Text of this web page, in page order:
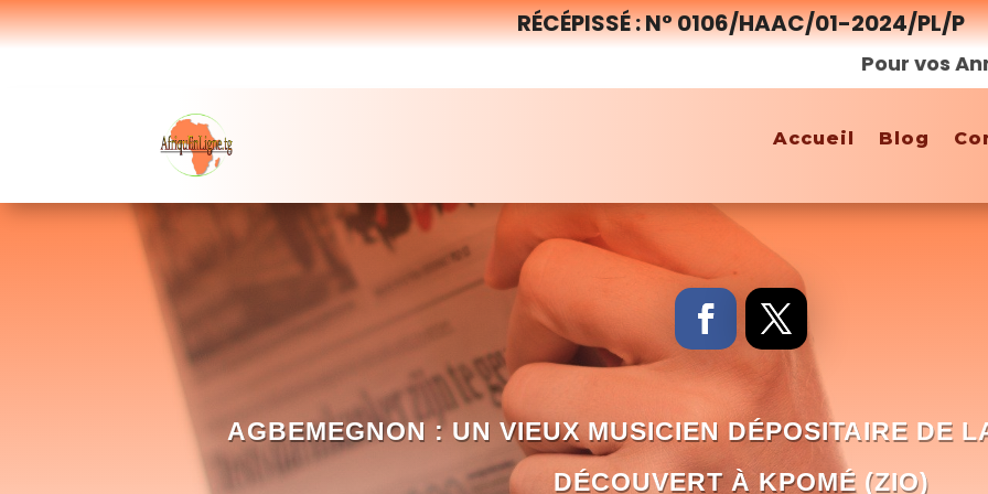
RÉCÉPISSÉ : N° 0106/HAAC/01-2024/PL/P
Pour vos
Accueil Blog
AGBEMEGNON : UN VIEUX MUSICIEN DÉPOSITAIRE DE
DÉCOUVERT À KPOMÉ (ZIO)